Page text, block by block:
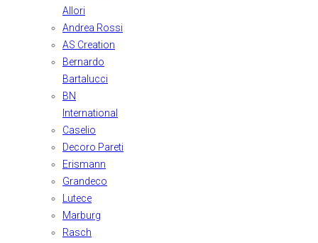
Allori
Andrea Rossi
AS Creation
Bernardo
Bartalucci
BN
International
Caselio
Decoro Pareti
Erismann
Grandeco
Lutece
Marburg
Rasch